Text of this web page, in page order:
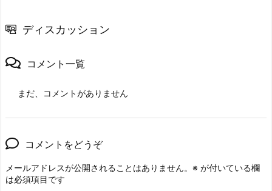
ディスカッション
コメント一覧
まだ、コメントがありません
コメントをどうぞ
メールアドレスが公開されることはありません。 ※ が付いている欄
は必須項目です